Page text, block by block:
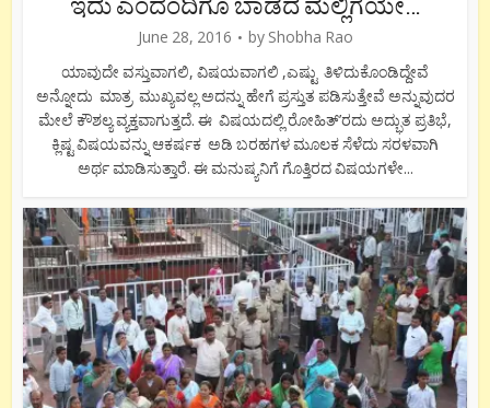
June 28, 2016 by Shobha Rao
ಯಾವುದೇ ವಸ್ತುವಾಗಲಿ, ವಿಷಯವಾಗಲಿ ,ಎಷ್ಟು ತಿಳಿದುಕೊಂಡಿದ್ದೇವೆ
ಅನ್ನೋದು ಮಾತ್ರ ಮುಖ್ಯವಲ್ಲ ಅದನ್ನು ಹೇಗೆ ಪ್ರಸ್ತುತ ಪಡಿಸುತ್ತೇವೆ ಅನ್ನುವುದರ
ಮೇಲೆ ಕೌಶಲ್ಯ ವ್ಯಕ್ತವಾಗುತ್ತದೆ. ಈ ವಿಷಯದಲ್ಲಿ ರೋಹಿತ್’ರದು ಅದ್ಭುತ ಪ್ರತಿಭೆ,
ಕ್ಲಿಷ್ಟ ವಿಷಯವನ್ನು ಆಕರ್ಷಕ ಅಡಿ ಬರಹಗಳ ಮೂಲಕ ಸೆಳೆದು ಸರಳವಾಗಿ
ಅರ್ಥ ಮಾಡಿಸುತ್ತಾರೆ. ಈ ಮನುಷ್ಯನಿಗೆ ಗೊತ್ತಿರದ ವಿಷಯಗಳೇ...